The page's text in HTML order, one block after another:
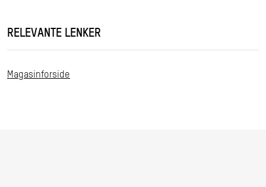
RELEVANTE LENKER
Magasinforside